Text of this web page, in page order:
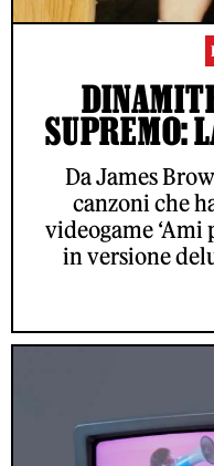
SUPREMO:
Da James
canzoni che
videogame ‘Ami
in versione